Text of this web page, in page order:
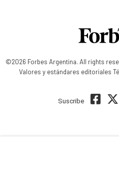
©2026 Forbes Argentina. All rights
Valores y estándares editoriales
Suscribe